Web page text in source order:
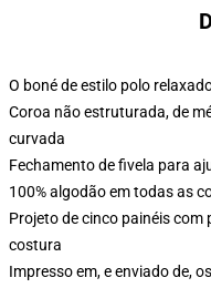
O boné de estilo polo
Coroa não estruturada, de
curvada
Fechamento de fivela para
100% algodão em todas as
Projeto de cinco painéis
costura
Impresso em, e enviado de,